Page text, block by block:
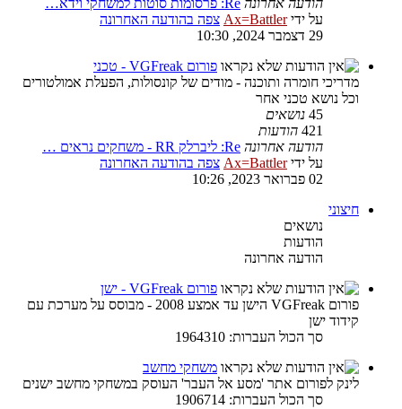
הודעה אחרונה Re: פרסומות סוטות למשחקי וידא…
על ידיAx=Battler צפה בהודעה האחרונה
29 דצמבר 2024, 10:30
פורום VGFreak - טכני
מדריכי חומרה ותוכנה - מודים של קונסולות, הפעלת אמולטורים
וכל נושא טכני אחר
45 נושאים
421 הודעות
הודעה אחרונה Re: ליברלק RR - משחקים נראים …
על ידיAx=Battler צפה בהודעה האחרונה
02 פברואר 2023, 10:26
חיצוני
נושאים
הודעות
הודעה אחרונה
פורום VGFreak - ישן
פורום VGFreak הישן עד אמצע 2008 - מבוסס על מערכת עם
קידוד ישן
סך הכול העברות: 1964310
משחקי מחשב
לינק לפורום אתר 'מסע אל העבר' העוסק במשחקי מחשב ישנים
סך הכול העברות: 1906714